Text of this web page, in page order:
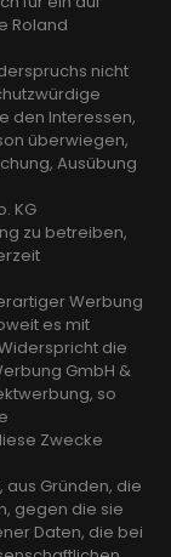
Roland
nicht
den Interessen,
überwiegen,
Ausübung
KG
zu betreiben,
Werbung
es mit
die
GmbH &
so
Zwecke
Gründen, die
gegen die sie
Daten, die bei